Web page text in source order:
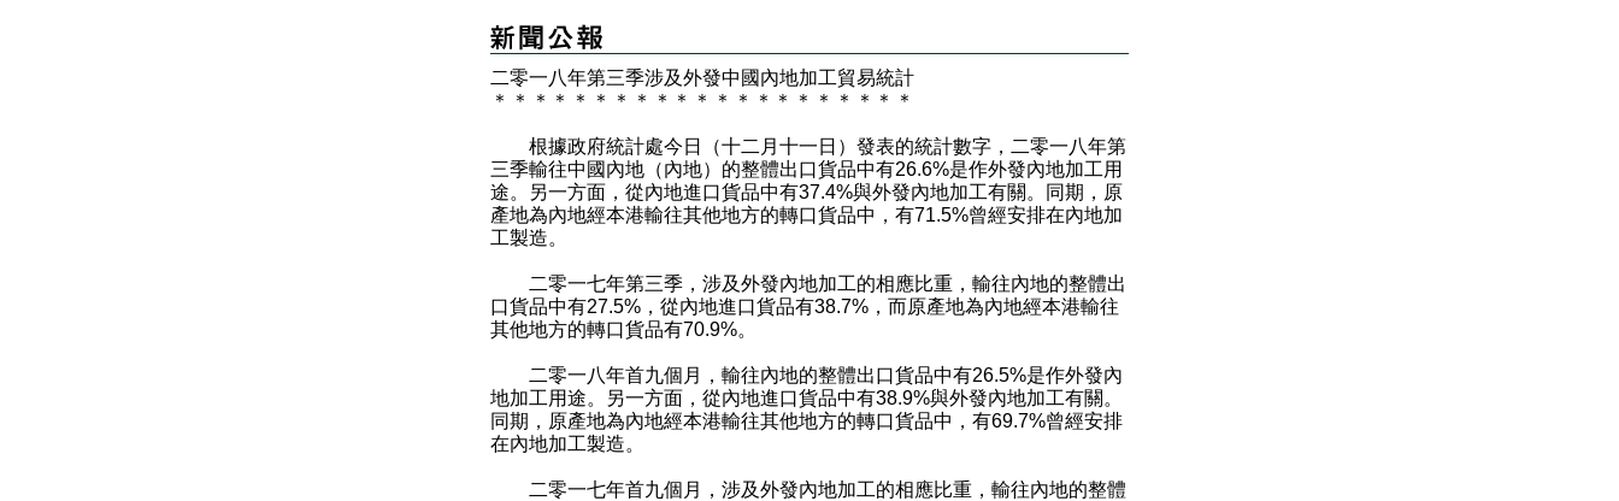
二零一八年第三季涉及外發中國內地加工貿易統計
＊
＊ ＊ ＊ ＊ ＊ ＊ ＊ ＊ ＊ ＊ ＊ ＊ ＊ ＊ ＊ ＊ ＊ ＊ ＊ ＊
根據政府統計處今日（十二月十一日）發表的統計數字，二零一八年第
三季輸往中國內地（內地）的整體出口貨品中有26.6%是作外發內地加工用
途。另一方面，從內地進口貨品中有37.4%與外發內地加工有關。同期，原
產地為內地經本港輸往其他地方的轉口貨品中，有71.5%曾經安排在內地加
工製造。
二零一七年第三季，涉及外發內地加工的相應比重，輸往內地的整體出
口貨品中有27.5%，從內地進口貨品有38.7%，而原產地為內地經本港輸往
其他地方的轉口貨品有70.9%。
二零一八年首九個月，輸往內地的整體出口貨品中有26.5%是作外發內
地加工用途。另一方面，從內地進口貨品中有38.9%與外發內地加工有關。
同期，原產地為內地經本港輸往其他地方的轉口貨品中，有69.7%曾經安排
在內地加工製造。
二零一七年首九個月，涉及外發內地加工的相應比重，輸往內地的整體